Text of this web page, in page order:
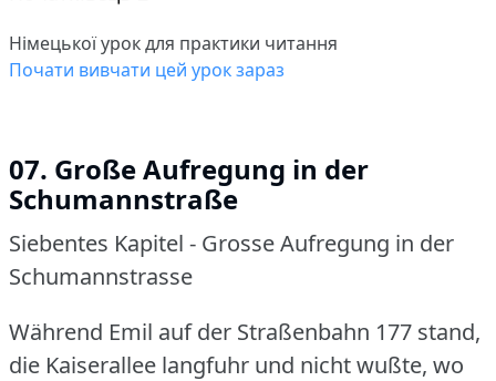
Німецької урок для практики читання
Почати вивчати цей урок зараз
07. Große Aufregung in der
Schumannstraße
Siebentes Kapitel - Grosse Aufregung in der
Schumannstrasse
Während Emil auf der Straßenbahn 177 stand,
die Kaiserallee langfuhr und nicht wußte, wo